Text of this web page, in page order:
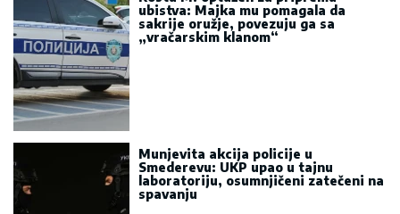
ubistva: Majka mu pomagala da
sakrije oružje, povezuju ga sa
„vračarskim klanom“
Munjevita akcija policije u
Smederevu: UKP upao u tajnu
laboratoriju, osumnjičeni zatečeni na
spavanju